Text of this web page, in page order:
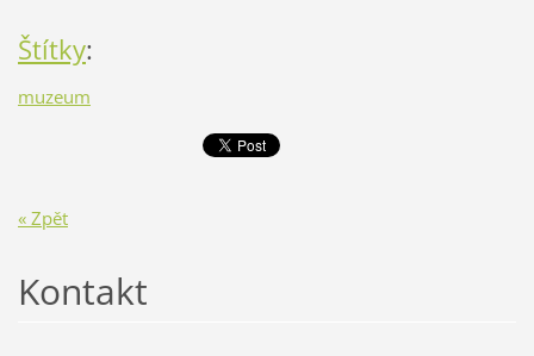
Štítky:
muzeum
« Zpět
Kontakt